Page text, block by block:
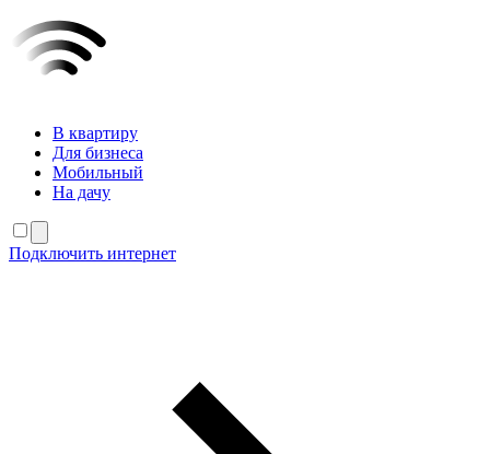
В квартиру
Для бизнеса
Мобильный
На дачу
Подключить интернет